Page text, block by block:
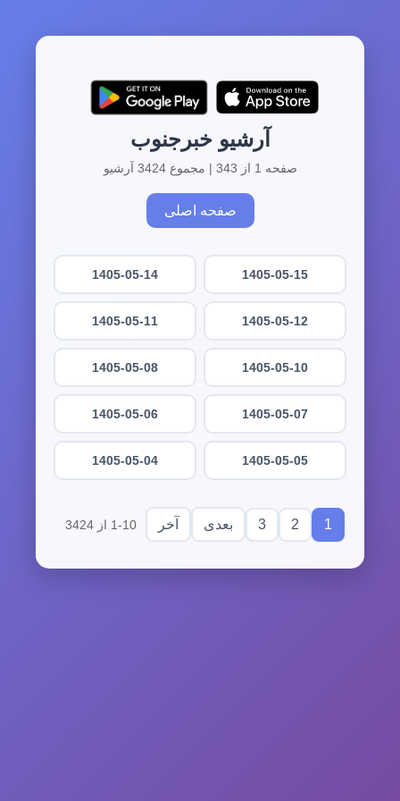
آرشیو خبرجنوب
صفحه 1 از 343 | مجموع 3424 آرشیو
صفحه اصلی
1405-05-15
1405-05-14
1405-05-12
1405-05-11
1405-05-10
1405-05-08
1405-05-07
1405-05-06
1405-05-05
1405-05-04
1
2
3 بعدی آخر 1-10 از 3424